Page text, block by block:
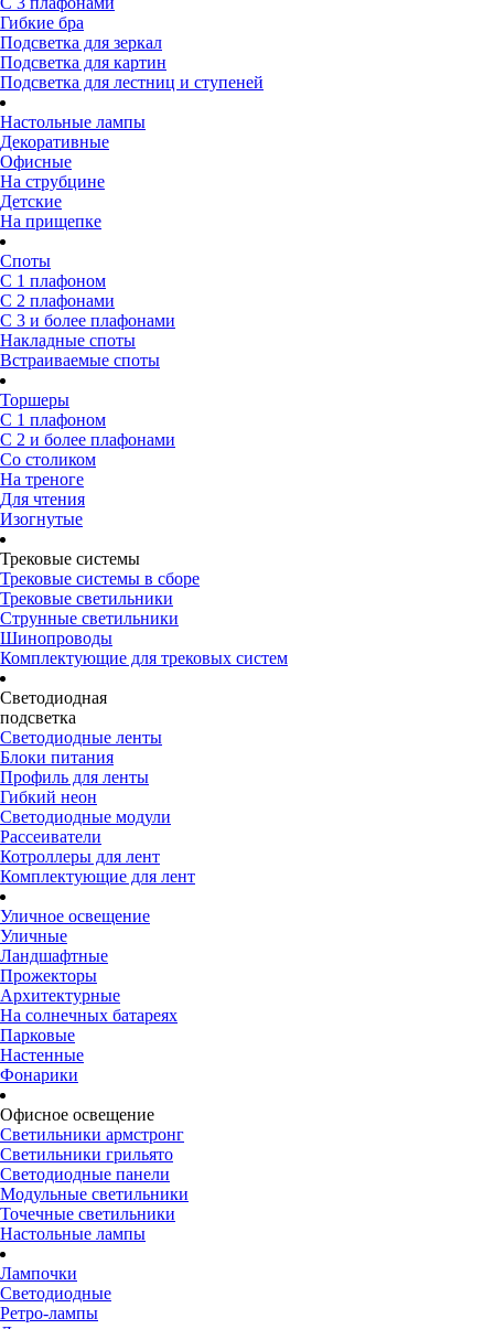
Гибкие бра
Подсветка для зеркал
Подсветка для картин
Подсветка для лестниц и ступеней
Настольные лампы
Декоративные
Офисные
На струбцине
Детские
На прищепке
Споты
С 1 плафоном
С 2 плафонами
С 3 и более плафонами
Накладные споты
Встраиваемые споты
Торшеры
С 1 плафоном
С 2 и более плафонами
Со столиком
На треноге
Для чтения
Изогнутые
Трековые системы
Трековые системы в сборе
Трековые светильники
Струнные светильники
Шинопроводы
Комплектующие для трековых систем
Светодиодная
подсветка
Светодиодные ленты
Блоки питания
Профиль для ленты
Гибкий неон
Светодиодные модули
Рассеиватели
Котроллеры для лент
Комплектующие для лент
Уличное освещение
Уличные
Ландшафтные
Прожекторы
Архитектурные
На солнечных батареях
Парковые
Настенные
Фонарики
Офисное освещение
Светильники армстронг
Светильники грильято
Светодиодные панели
Модульные светильники
Точечные светильники
Настольные лампы
Лампочки
Светодиодные
Ретро-лампы